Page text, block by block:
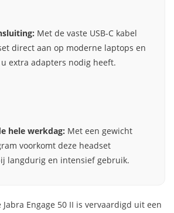
Met de vaste USB-C kabel
direct aan op moderne laptops en
extra adapters nodig heeft.
hele werkdag: Met een gewicht
voorkomt deze headset
langdurig en intensief gebruik.
Engage 50 II is vervaardigd uit een